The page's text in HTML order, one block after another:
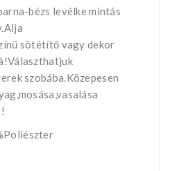
bézs levélke mintás
sötétítő vagy dekor
szobába.Közepesen